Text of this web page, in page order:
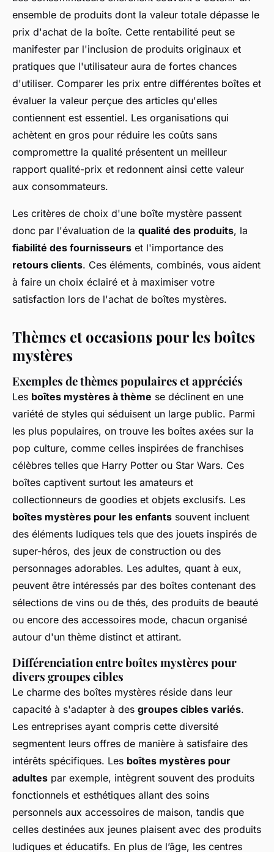
ensemble de produits dont la valeur totale dépasse le
prix d'achat de la boîte. Cette rentabilité peut se
manifester par l'inclusion de produits originaux et
pratiques que l'utilisateur aura de fortes chances
d'utiliser. Comparer les prix entre différentes boîtes et
évaluer la valeur perçue des articles qu'elles
contiennent est essentiel. Les organisations qui
achètent en gros pour réduire les coûts sans
compromettre la qualité présentent un meilleur
rapport qualité-prix et redonnent ainsi cette valeur
aux consommateurs.
Les critères de choix d'une boîte mystère passent
donc par l'évaluation de la qualité des produits, la
fiabilité des fournisseurs et l'importance des
retours clients. Ces éléments, combinés, vous aident
à faire un choix éclairé et à maximiser votre
satisfaction lors de l'achat de boîtes mystères.
Thèmes et occasions pour les boîtes
mystères
Exemples de thèmes populaires et appréciés
Les boîtes mystères à thème se déclinent en une
variété de styles qui séduisent un large public. Parmi
les plus populaires, on trouve les boîtes axées sur la
pop culture, comme celles inspirées de franchises
célèbres telles que Harry Potter ou Star Wars. Ces
boîtes captivent surtout les amateurs et
collectionneurs de goodies et objets exclusifs. Les
boîtes mystères pour les enfants souvent incluent
des éléments ludiques tels que des jouets inspirés de
super-héros, des jeux de construction ou des
personnages adorables. Les adultes, quant à eux,
peuvent être intéressés par des boîtes contenant des
sélections de vins ou de thés, des produits de beauté
ou encore des accessoires mode, chacun organisé
autour d'un thème distinct et attirant.
Différenciation entre boîtes mystères pour
divers groupes cibles
Le charme des boîtes mystères réside dans leur
capacité à s'adapter à des groupes cibles variés.
Les entreprises ayant compris cette diversité
segmentent leurs offres de manière à satisfaire des
intérêts spécifiques. Les boîtes mystères pour
adultes par exemple, intègrent souvent des produits
fonctionnels et esthétiques allant des soins
personnels aux accessoires de maison, tandis que
celles destinées aux jeunes plaisent avec des produits
ludiques et éducatifs. En plus de l’âge, les centres